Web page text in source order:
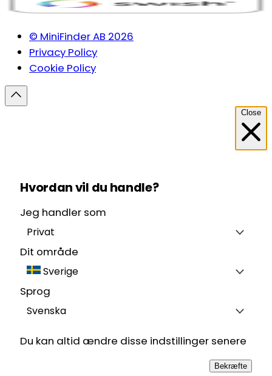
© MiniFinder AB 2026
Privacy Policy
Cookie Policy
Close
Hvordan vil du handle?
Jeg handler som
Privat
Dit område
Sverige
Sprog
Svenska
Du kan altid ændre disse indstillinger senere
Bekræfte